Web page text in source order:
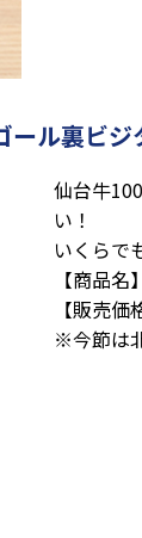
ル裏ビジ
仙台牛
い！
いくらで
【商品
【販売
※今節は